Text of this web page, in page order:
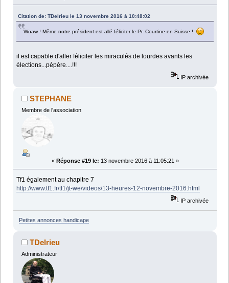
Citation de: TDelrieu le 13 novembre 2016 à 10:48:02
Woaw ! Même notre président est allé féliciter le Pr. Courtine en Suisse !
il est capable d'aller féliciter les miraculés de lourdes avants les
élections...pépére....!!!
IP archivée
STEPHANE
Membre de l'association
« Réponse #19 le: 13 novembre 2016 à 11:05:21 »
Tf1 également au chapitre 7
http://www.tf1.fr/tf1/jt-we/videos/13-heures-12-novembre-2016.html
IP archivée
Petites annonces handicape
TDelrieu
Administrateur